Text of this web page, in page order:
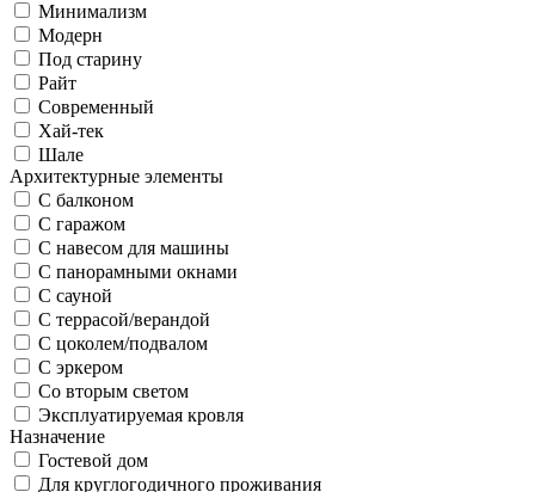
Минимализм
Модерн
Под старину
Райт
Современный
Хай-тек
Шале
Архитектурные элементы
С балконом
С гаражом
С навесом для машины
С панорамными окнами
С сауной
С террасой/верандой
С цоколем/подвалом
С эркером
Со вторым светом
Эксплуатируемая кровля
Назначение
Гостевой дом
Для круглогодичного проживания